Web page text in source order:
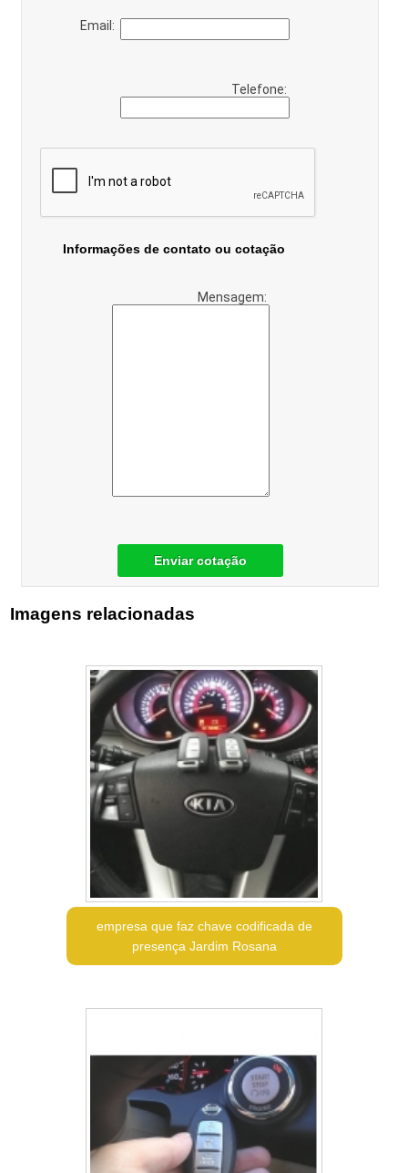
Email:
Telefone:
Informações de contato ou cotação
Mensagem:
Enviar cotação
Imagens relacionadas
empresa que faz chave codificada de
presença Jardim Rosana